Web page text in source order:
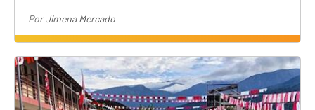
PorJimena Mercado